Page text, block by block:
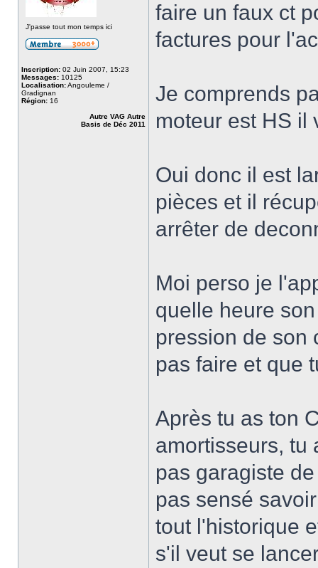
J'passe tout mon temps ici
Inscription: 02 Juin 2007, 15:23
Messages: 10125
Localisation:Angouleme /
Gradignan
Région: 16
Autre VAG Autre
Basis de Déc 2011
faire un faux ct
factures pour
Je comprends
moteur est HS
Oui donc il est
pièces et il
arrêter de
Moi perso je
quelle heure
pression de son
pas faire et que
Après tu as ton
amortisseurs, tu
pas garagiste
pas sensé
tout l'historique
s'il veut se